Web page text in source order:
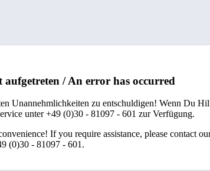
aufgetreten / An error has occurred
Unannehmlichkeiten zu entschuldigen! Wenn Du
unter +49 (0)30 - 81097 - 601 zur Verfügung.
If you require assistance, please contact
(0)30 - 81097 - 601.